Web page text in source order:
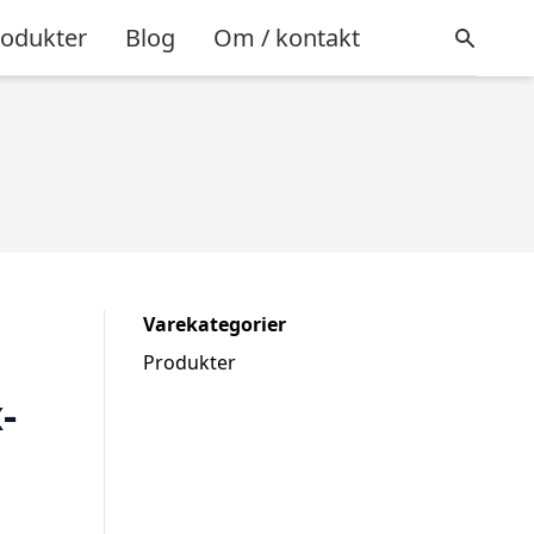
Blog Om / kontakt
Varekategorier
Produkter